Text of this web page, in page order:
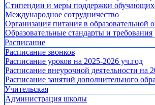
Стипендии и меры поддержки
Международное сотрудничество
Организация питания в образовательной
Образовательные стандарты и требования
Расписание
Расписание звонков
Расписание уроков на 2025-2026 уч.год
Расписание внеурочной деятельности на
Расписание занятий дополнительного
Учительская
Администрация школы